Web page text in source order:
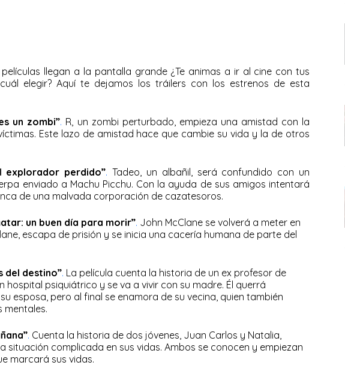
llegan a la pantalla grande ¿Te animas a ir al cine con tus
elegir? Aquí te dejamos los tráilers con los estrenos de esta
un zombi”. R, un zombi perturbado, empieza una amistad con la
Este lazo de amistad hace que cambie su vida y la de otros
explorador perdido”.Tadeo, un albañil, será confundido con un
enviado a Machu Picchu. Con la ayuda de sus amigos intentará
de una malvada corporación de cazatesoros.
un buen día para morir”. John McClane se volverá a meter en
escapa de prisión y se inicia una cacería humana de parte del
del destino”. La película cuenta la historia de un ex profesor de
hospital psiquiátrico y se va a vivir con su madre. Él querrá
esposa, pero al final se enamora de su vecina, quien también
mentales.
. Cuenta la historia de dos jóvenes, Juan Carlos y Natalia,
situación complicada en sus vidas. Ambos se conocen y empiezan
marcará sus vidas.